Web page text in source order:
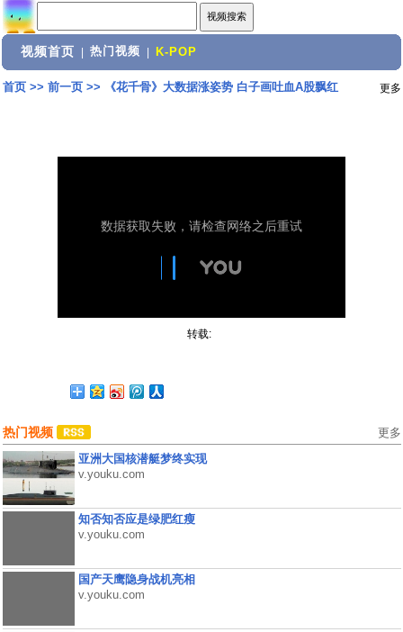
视频首页 热门视频 K-POP
首页>> 前一页>> 《花千骨》大数据涨姿势 白子画吐血A股飘红 更多
转载:
热门视频 更多
亚洲大国核潜艇梦终实现
v.youku.com
知否知否应是绿肥红瘦
v.youku.com
国产天鹰隐身战机亮相
v.youku.com